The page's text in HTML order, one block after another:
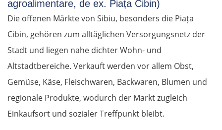
agroalimentare, de ex. Piața Cibin)
Die offenen Märkte von Sibiu, besonders die Piața
Cibin, gehören zum alltäglichen Versorgungsnetz der
Stadt und liegen nahe dichter Wohn- und
Altstadtbereiche. Verkauft werden vor allem Obst,
Gemüse, Käse, Fleischwaren, Backwaren, Blumen und
regionale Produkte, wodurch der Markt zugleich
Einkaufsort und sozialer Treffpunkt bleibt.